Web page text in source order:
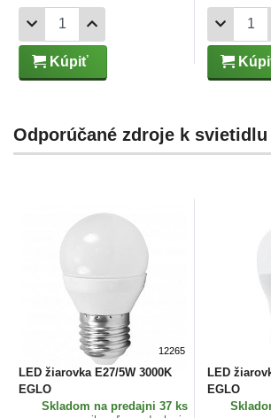
Kúpiť
Odporúčané zdroje k svietidlu
12265
LED žiarovka E27/5W 3000K
EGLO
Skladom na predajni 37 ks
LED
EGLO